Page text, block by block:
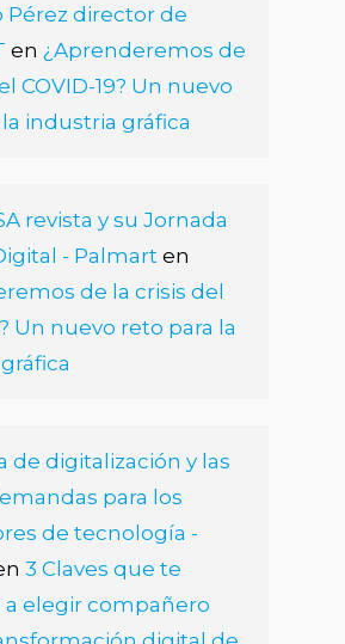
Pérez director de
en ¿Aprenderemos de
COVID-19? Un nuevo
industria gráfica
revista y su Jornada
- Palmart en
de la crisis del
Un nuevo reto para la
de digitalización y las
para los
de tecnología -
3 Claves que te
a elegir compañero